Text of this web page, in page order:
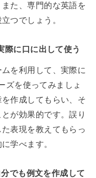
た、専門的な英語を
つでしょう。
際に口に出して使う
を利用して、実際に
ズを使ってみましょ
作成してもらい、そ
が効果的です。誤り
表現を教えてもらっ
学べます。
でも例文を作成して